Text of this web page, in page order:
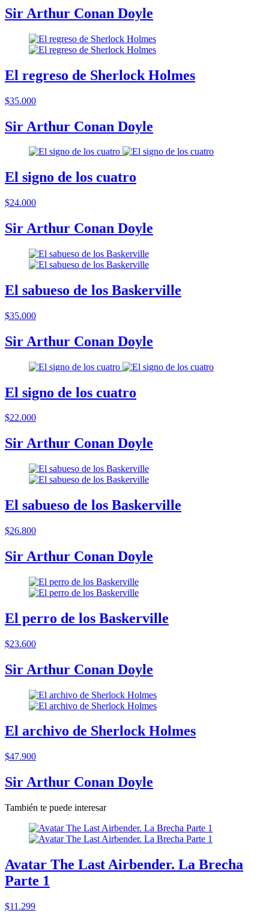
Sir Arthur Conan Doyle
El regreso de Sherlock Holmes
$35.000
Sir Arthur Conan Doyle
El signo de los cuatro
$24.000
Sir Arthur Conan Doyle
El sabueso de los Baskerville
$35.000
Sir Arthur Conan Doyle
El signo de los cuatro
$22.000
Sir Arthur Conan Doyle
El sabueso de los Baskerville
$26.800
Sir Arthur Conan Doyle
El perro de los Baskerville
$23.600
Sir Arthur Conan Doyle
El archivo de Sherlock Holmes
$47.900
Sir Arthur Conan Doyle
También te puede interesar
Avatar The Last Airbender. La Brecha
Parte 1
$11.299